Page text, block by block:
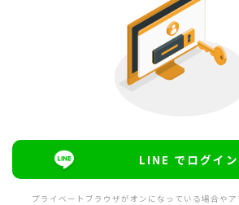
LINE でログイン
プライベートブラウザがオンになっている場合や